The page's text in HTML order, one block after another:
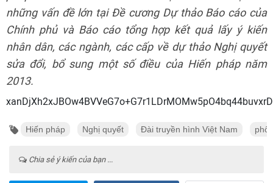
những vấn đề lớn tại Đề cương Dự thảo Báo cáo của
Chính phủ và Báo cáo tổng hợp kết quả lấy ý kiến
nhân dân, các ngành, các cấp về dự thảo Nghị quyết
sửa đổi, bổ sung một số điều của Hiến pháp năm
2013.
Hiến pháp Nghị quyết Đài truyền hình Việt Nam phổ
Chia sẻ ý kiến của bạn ...